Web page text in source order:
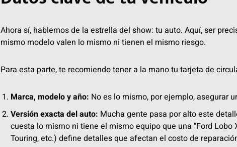
Ahora sí, hablemos de la estrella del show: tu auto. Aquí, ser
mismo modelo valen lo mismo ni tienen el mismo riesgo.
Para esta parte, te recomiendo tener a la mano tu tarjeta de
Marca, modelo y año: No es lo mismo, por ejemplo, asegurar
Versión exacta del auto: Mucha gente pasa por alto este
cuesta lo mismo ni tiene el mismo equipo que una "Ford Lobo
Touring, etc.) define detalles que afectan el costo de